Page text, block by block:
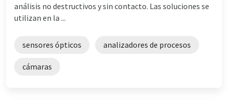
análisis no destructivos y sin contacto. Las soluciones se
utilizan en la ...
sensores ópticos analizadores de procesos
cámaras